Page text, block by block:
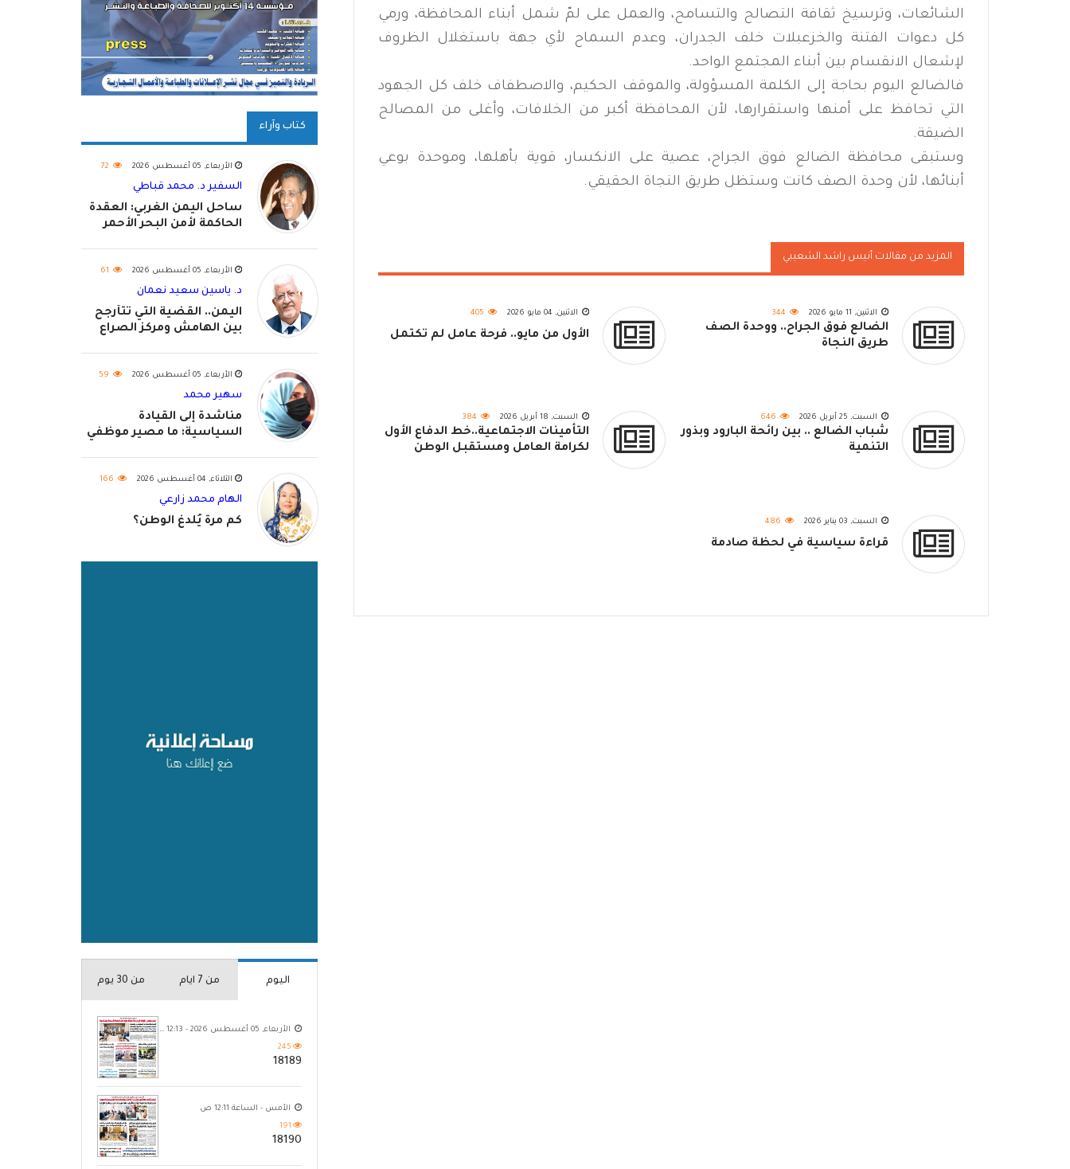
الشائعات، وترسيخ ثقافة التصالح والتسامح، والعمل على لمّ شمل أبناء المحافظة، ورمي
كل دعوات الفتنة والخزعبلات خلف الجدران، وعدم السماح لأي جهة باستغلال الظروف
لإشعال الانقسام بين أبناء المجتمع الواحد.
فالضالع اليوم بحاجة إلى الكلمة المسؤولة، والموقف الحكيم، والاصطفاف خلف كل الجهود
التي تحافظ على أمنها واستقرارها، لأن المحافظة أكبر من الخلافات، وأغلى من المصالح
الضيقة.
وستبقى محافظة الضالع فوق الجراح، عصية على الانكسار، قوية بأهلها، وموحدة بوعي
أبنائها، لأن وحدة الصف كانت وستظل طريق النجاة الحقيقي.
المزيد من مقالات أنيس راشد الشعيبي
الاثنين, 11 مايو 2026 344
الضالع فوق الجراح.. ووحدة الصف
طريق النجاة
الاثنين, 04 مايو 2026 405
الأول من مايو.. فرحة عامل لم تكتمل
السبت, 25 أبريل 2026 646
شباب الضالع .. بين رائحة البارود وبذور
التنمية
السبت, 18 أبريل 2026 384
التأمينات الاجتماعية..خط الدفاع الأول
لكرامة العامل ومستقبل الوطن
السبت, 03 يناير 2026 486
قراءة سياسية في لحظة صادمة
كتاب وآراء
الأربعاء, 05 أغسطس 2026 72
السفير د. محمد قباطي
ساحل اليمن الغربي: العقدة
الحاكمة لأمن البحر الأحمر
الأربعاء, 05 أغسطس 2026 61
د. ياسين سعيد نعمان
اليمن.. القضية التي تتأرجح
بين الهامش ومركز الصراع
الأربعاء, 05 أغسطس 2026 59
سهير محمد
مناشدة إلى القيادة
السياسية: ما مصير موظفي
الثلاثاء, 04 أغسطس 2026 166
الهام محمد زارعي
كم مرة يُلدغ الوطن؟
اليوم من 7 ايام من 30 يوم
الأربعاء, 05 أغسطس 2026 - 12:13 ص
245
18189
الأمس - الساعة 12:11 ص
191
18190